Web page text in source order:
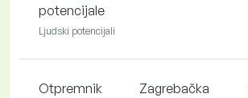
potencijale
Ljudski potencijali
Otpremnik Zagrebačka